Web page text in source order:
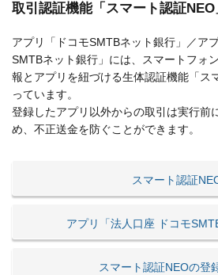
取引認証機能「スマート認証NEO
アプリ「ドコモSMTBネット銀行」／ア
SMTBネット銀行」には、スマートフォ
報とアプリを紐づける生体認証機能「ス
っています。
登録したアプリ以外からの取引は実行前
め、不正送金を防ぐことができます。
スマート認証
アプリ「法人口座 ドコモ
スマート認証NEOの登